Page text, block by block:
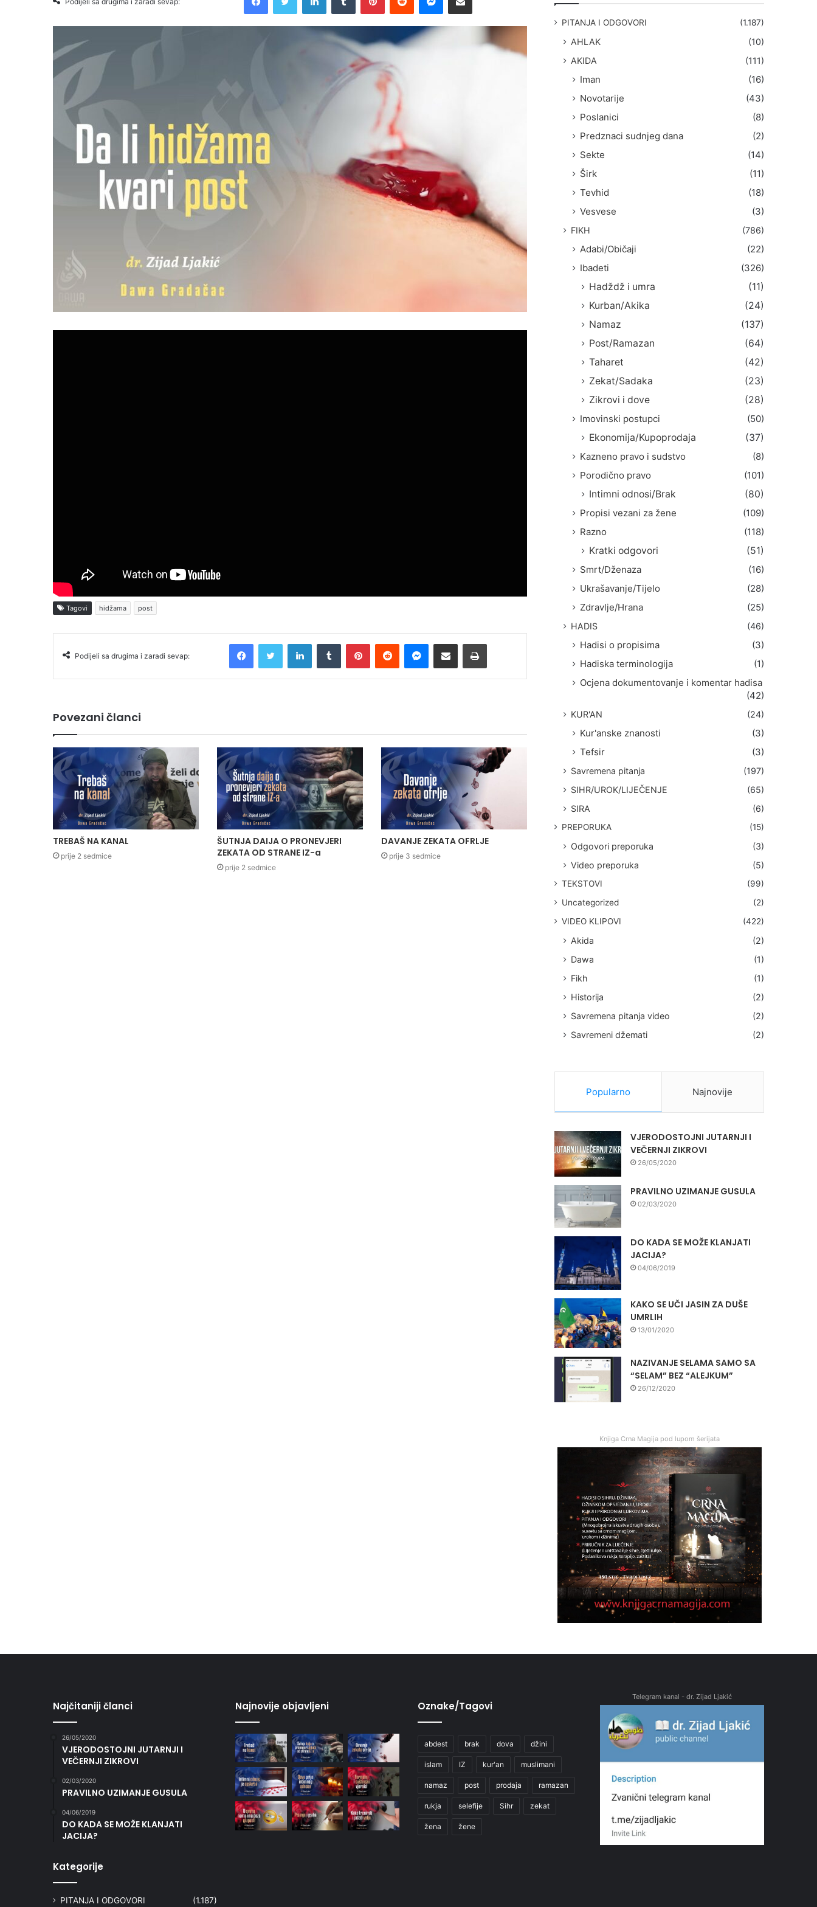
Tagovi hidžama post
Podijeli sa drugima i zaradi sevap:
Povezani članci
TREBAŠ NA KANAL
prije 2 sedmice
ŠUTNJA DAIJA O PRONEVJERI
ZEKATA OD STRANE IZ-a
prije 2 sedmice
DAVANJE ZEKATA OFRLJE
prije 3 sedmice
PITANJA I ODGOVORI (1.187)
AHLAK
(10)
AKIDA
(111)
Iman
(16)
Novotarije
(43)
Poslanici
(8)
Predznaci sudnjeg dana
(2)
Sekte
(14)
Širk
(11)
Tevhid
(18)
Vesvese
(3)
FIKH (786)
Adabi/Običaji
(22)
Ibadeti
(326)
Hadždž i umra
(11)
Kurban/Akika
(24)
Namaz
(137)
Post/Ramazan
(64)
Taharet
(42)
Zekat/Sadaka
(23)
Zikrovi i dove
(28)
Imovinski postupci
(50)
Ekonomija/Kupoprodaja
(37)
Kazneno pravo i sudstvo
(8)
Porodično pravo
(101)
Intimni odnosi/Brak
(80)
Propisi vezani za žene
(109)
Razno
(118)
Kratki odgovori
(51)
Smrt/Dženaza
(16)
Ukrašavanje/Tijelo
(28)
Zdravlje/Hrana
(25)
HADIS (46)
Hadisi o propisima
(3)
Hadiska terminologija
(1)
Ocjena dokumentovanje i komentar hadisa
(42)
KUR'AN (24)
Kur'anske znanosti
(3)
Tefsir
(3)
Savremena pitanja
(197)
SIHR/UROK/LIJEČENJE
(65)
SIRA
(6)
PREPORUKA (15)
Odgovori preporuka
(3)
Video preporuka
(5)
TEKSTOVI
(99)
Uncategorized
(2)
VIDEO KLIPOVI
(422)
Akida
(2)
Dawa
(1)
Fikh
(1)
Historija
(2)
Savremena pitanja video
(2)
Savremeni džemati
(2)
Popularno Najnovije
VJERODOSTOJNI JUTARNJI I
VEČERNJI ZIKROVI
26/05/2020
PRAVILNO UZIMANJE GUSULA
02/03/2020
DO KADA SE MOŽE KLANJATI
JACIJA?
04/06/2019
KAKO SE UČI JASIN ZA DUŠE
UMRLIH
13/01/2020
NAZIVANJE SELAMA SAMO SA
“SELAM” BEZ “ALEJKUM”
26/12/2020
Knjiga Crna Magija pod lupom šerijata
Najčitaniji članci
26/05/2020
VJERODOSTOJNI JUTARNJI I
VEČERNJI ZIKROVI
02/03/2020
PRAVILNO UZIMANJE GUSULA
04/06/2019
DO KADA SE MOŽE KLANJATI
JACIJA?
Kategorije
PITANJA I ODGOVORI (1.187)
Najnovije objavljeni Oznake/Tagovi
abdest brak dova džini
islam IZ kur'an muslimani
namaz post prodaja ramazan
rukja selefije Sihr zekat
žena žene
Telegram kanal - dr. Zijad Ljakić